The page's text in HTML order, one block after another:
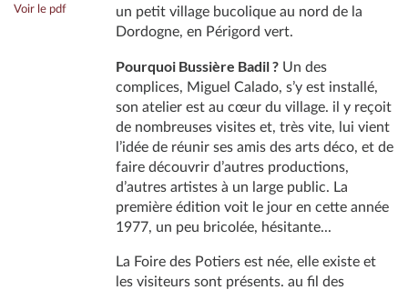
Voir le pdf
un petit village bucolique au nord de la
Dordogne, en Périgord vert.
Pourquoi Bussière Badil ? Un des
complices, Miguel Calado, s’y est installé,
son atelier est au cœur du village. il y reçoit
de nombreuses visites et, très vite, lui vient
l’idée de réunir ses amis des arts déco, et de
faire découvrir d’autres productions,
d’autres artistes à un large public. La
première édition voit le jour en cette année
1977, un peu bricolée, hésitante...
La Foire des Potiers est née, elle existe et
les visiteurs sont présents. au fil des